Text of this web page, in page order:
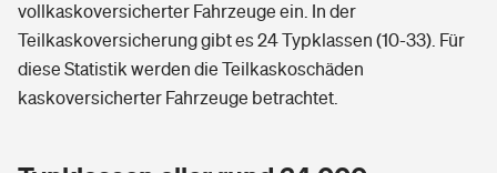
vollkaskoversicherter Fahrzeuge ein. In der
Teilkaskoversicherung gibt es 24 Typklassen (10-33). Für
diese Statistik werden die Teilkaskoschäden
kaskoversicherter Fahrzeuge betrachtet.